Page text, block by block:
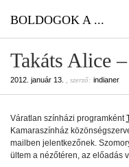
BOLDOGOK A ...
Takáts Alice
2012. január 13. , szerző: indianer
Váratlan színházi programként
Kamaraszínház
mailben jelentkezőnek.
ültem a nézőtéren, az előadás